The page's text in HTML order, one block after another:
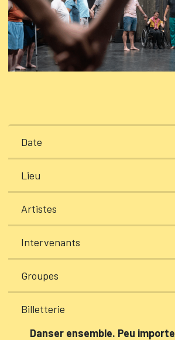
Date
Lieu
Artistes
Intervenants
Groupes
Billetterie
Danser ensemble. Peu importe